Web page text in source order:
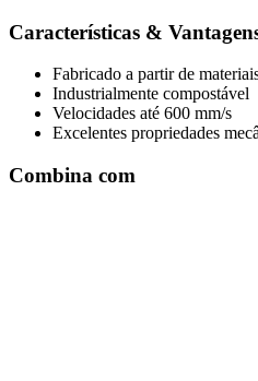
Características &
Fabricado a partir de
Industrialmente compostável
Velocidades até 600 mm/s
Excelentes propriedades
Combina com